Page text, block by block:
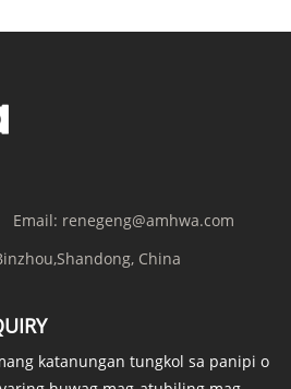
Email: renegeng@amhwa.com
China
katanungan tungkol sa panipi o